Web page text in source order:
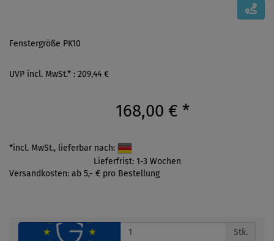
Fenstergröße PK10
UVP incl. MwSt.* : 209,44 €
168,00 € *
*incl. MwSt., lieferbar nach:
Lieferfrist: 1-3 Wochen
Versandkosten: ab 5,- € pro Bestellung
Stk.